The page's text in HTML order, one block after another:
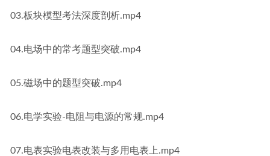
03.板块模型考法深度剖析.mp4
04.电场中的常考题型突破.mp4
05.磁场中的题型突破.mp4
06.电学实验-电阻与电源的常规.mp4
07.电表实验电表改装与多用电表上.mp4